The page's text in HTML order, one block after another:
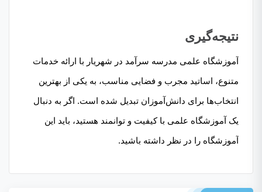
نتیجه‌گیری
آموزشگاه علمی مدرسه سرآمد در شهریار با ارائه خدمات
متنوع، اساتید مجرب و فضایی مناسب، به یکی از بهترین
انتخاب‌ها برای دانش‌آموزان تبدیل شده است. اگر به دنبال
یک آموزشگاه علمی با کیفیت و توانمند هستید، باید این
آموزشگاه را در نظر داشته باشید.